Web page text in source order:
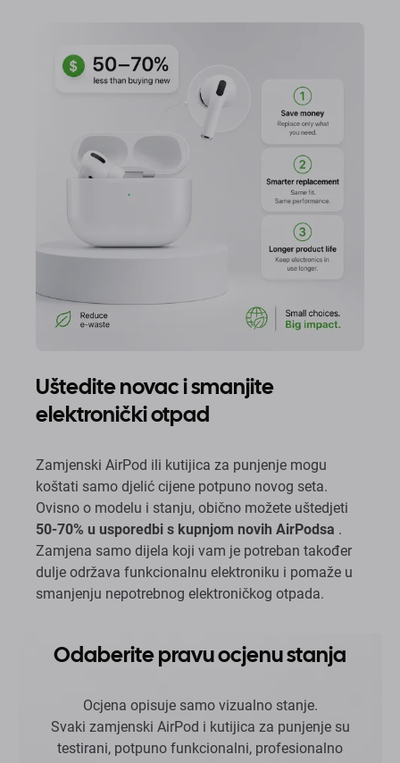
Uštedite novac i smanjite
elektronički otpad
Zamjenski AirPod ili kutijica za punjenje mogu
koštati samo djelić cijene potpuno novog seta.
Ovisno o modelu i stanju, obično možete uštedjeti
50-70% u usporedbi s kupnjom novih AirPodsa .
Zamjena samo dijela koji vam je potreban također
dulje održava funkcionalnu elektroniku i pomaže u
smanjenju nepotrebnog elektroničkog otpada.
Odaberite pravu ocjenu stanja
Ocjena opisuje samo vizualno stanje.
Svaki zamjenski AirPod i kutijica za punjenje su
testirani, potpuno funkcionalni, profesionalno